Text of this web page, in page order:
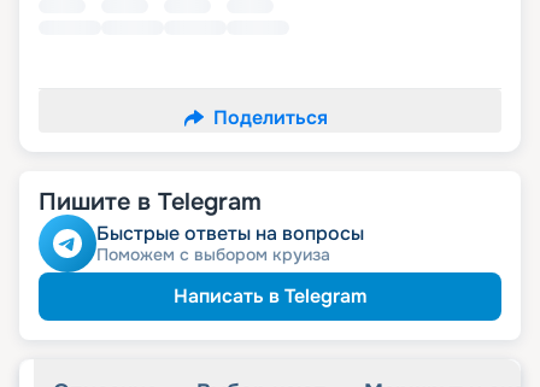
Поделиться
Пишите в Telegram
Быстрые ответы на вопросы
Поможем с выбором круиза
Написать в Telegram